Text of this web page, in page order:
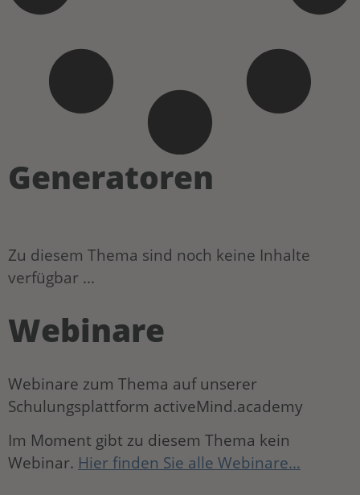
Generatoren
Zu diesem Thema sind noch keine Inhalte
verfügbar ...
Webinare
Webinare zum Thema auf unserer
Schulungsplattform activeMind.academy
Im Moment gibt zu diesem Thema kein
Webinar. Hier finden Sie alle Webinare…